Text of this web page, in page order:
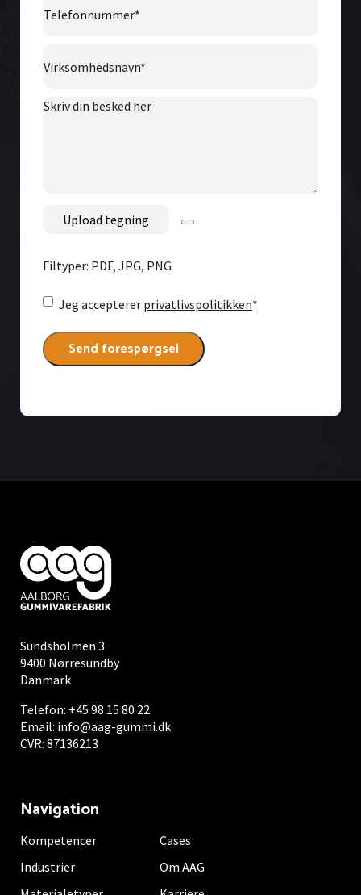
Skriv
Filtyper: PDF, JPG, PNG
Consent*
Jeg accepterer privatlivspolitikken*
Sundsholmen 3
9400 Nørresundby
Danmark
Telefon: +45 98 15 80 22
Email: info@aag-gummi.dk
CVR: 87136213
Navigation
Kompetencer
Industrier
Cases
Om AAG